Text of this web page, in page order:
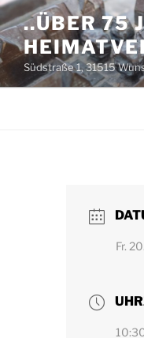
Zum
Inhalt
springen
..ÜBER 75
Südstraße 1, 31515
Fr.